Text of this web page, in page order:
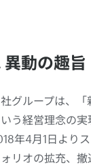
異動の趣旨
グループは、
いう経営理念の
年4月1日より
リオの拡充、撤